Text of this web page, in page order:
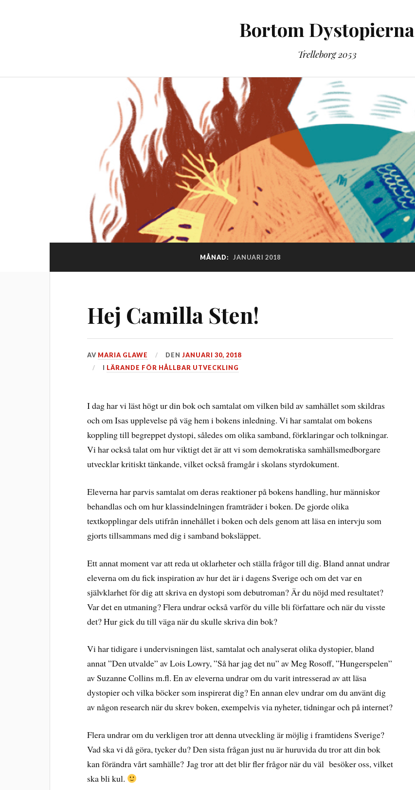
Bortom Dystopierna
Trelleborg 2053
MÅNAD: JANUARI 2018
Hej Camilla Sten!
AV MARIA GLAWE DENJANUARI 30, 2018
I LÄRANDE FÖR HÅLLBAR UTVECKLING
I dag har vi läst högt ur din bok och samtalat om vilken bild av samhället som skildras
och om Isas upplevelse på väg hem i bokens inledning. Vi har samtalat om bokens
koppling till begreppet dystopi, således om olika samband, förklaringar och tolkningar.
Vi har också talat om hur viktigt det är att vi som demokratiska samhällsmedborgare
utvecklar kritiskt tänkande, vilket också framgår i skolans styrdokument.
Eleverna har parvis samtalat om deras reaktioner på bokens handling, hur människor
behandlas och om hur klassindelningen framträder i boken. De gjorde olika
textkopplingar dels utifrån innehållet i boken och dels genom att läsa en intervju som
gjorts tillsammans med dig i samband boksläppet.
Ett annat moment var att reda ut oklarheter och ställa frågor till dig. Bland annat undrar
eleverna om du fick inspiration av hur det är i dagens Sverige och om det var en
självklarhet för dig att skriva en dystopi som debutroman? Är du nöjd med resultatet?
Var det en utmaning? Flera undrar också varför du ville bli författare och när du visste
det? Hur gick du till väga när du skulle skriva din bok?
Vi har tidigare i undervisningen läst, samtalat och analyserat olika dystopier, bland
annat ”Den utvalde” av Lois Lowry, ”Så har jag det nu” av Meg Rosoff, ”Hungerspelen”
av Suzanne Collins m.fl. En av eleverna undrar om du varit intresserad av att läsa
dystopier och vilka böcker som inspirerat dig? En annan elev undrar om du använt dig
av någon research när du skrev boken, exempelvis via nyheter, tidningar och på internet?
Flera undrar om du verkligen tror att denna utveckling är möjlig i framtidens Sverige?
Vad ska vi då göra, tycker du? Den sista frågan just nu är huruvida du tror att din bok
kan förändra vårt samhälle? Jag tror att det blir fler frågor när du väl besöker oss, vilket
ska bli kul.